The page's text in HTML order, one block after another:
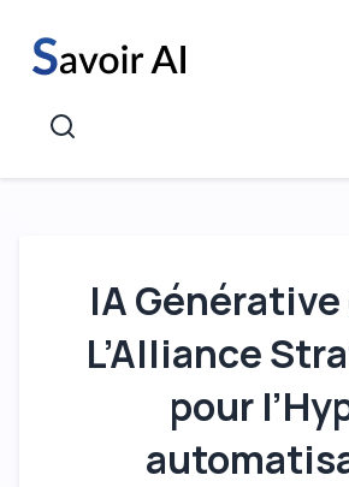
contenu
Recherche
IA Générative
L’Alliance
pour